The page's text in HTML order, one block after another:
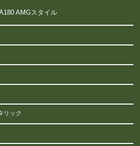
AMGスタイル
リック